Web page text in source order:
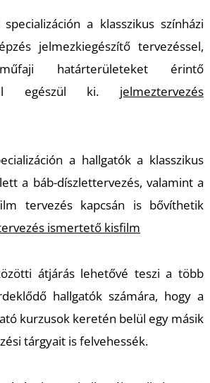
a klasszikus színházi
jelmezkiegészítő tervezéssel,
határterületeket érintő
egészül ki. jelmeztervezés
a hallgatók a klasszikus
a báb-díszlettervezés, valamint a
tervezés kapcsán is bővíthetik
ismertető kisfilm
átjárás lehetővé teszi a több
hallgatók számára, hogy a
kurzusok keretén belül egy másik
tárgyait is felvehessék.